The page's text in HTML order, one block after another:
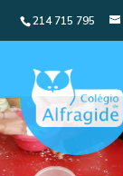
214 715 795